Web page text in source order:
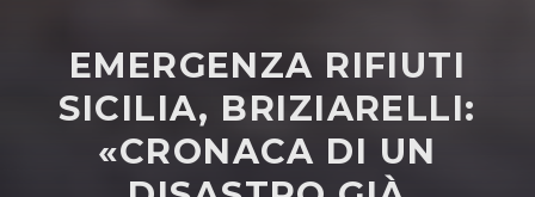
EMERGENZA RIFIUTI
SICILIA, BRIZIARELLI:
«CRONACA DI UN